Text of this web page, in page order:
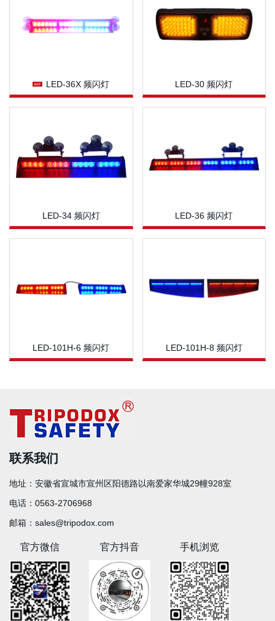
 LED-36X 频闪灯 LED-30 频闪灯
LED-34 频闪灯 LED-36 频闪灯
LED-101H-6 频闪灯 LED-101H-8 频闪灯
联系我们
地址： 安徽省宣城市宣州区阳德路以南爱家华城29幢928室
电话： 0563-2706968
邮箱： sales@tripodox.com
官方微信 官方抖音 手机浏览